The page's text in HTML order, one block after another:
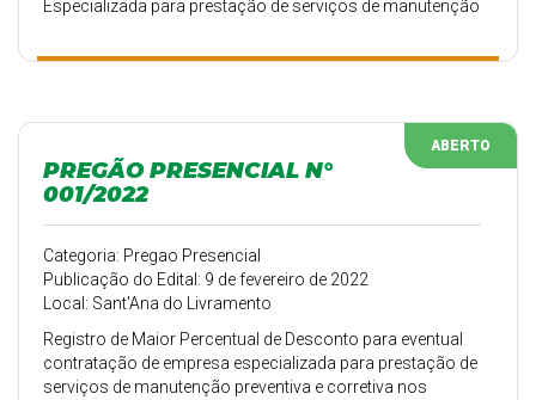
Especializada para prestação de serviços de manutenção
Secretaria Municipal de Educação (peças e serviços) de
ABERTO
PREGÃO PRESENCIAL N°
001/2022
Categoria: Pregao Presencial
Publicação do Edital: 9 de fevereiro de 2022
Local: Sant'Ana do Livramento
Registro de Maior Percentual de Desconto para eventual
contratação de empresa especializada para prestação de
serviços de manutenção preventiva e corretiva nos